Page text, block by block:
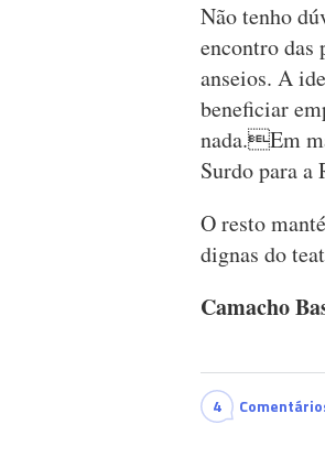
Não tenho
encontro das
anseios. A
beneficiar
nada.Em
Surdo para a
O resto
dignas do
Camacho
4